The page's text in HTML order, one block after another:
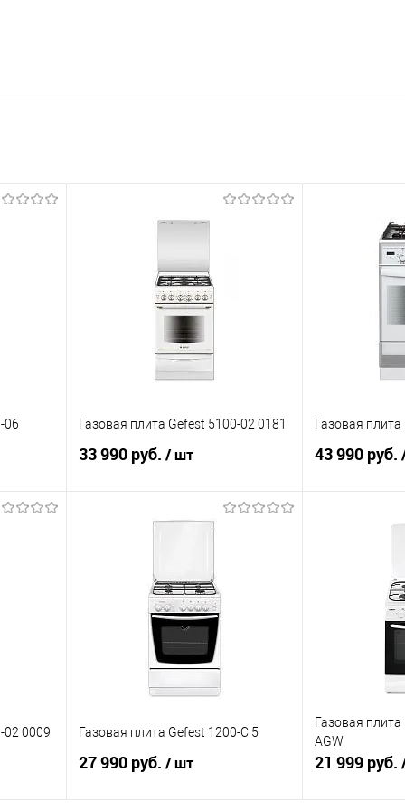
06 Газовая плита Gefest 5100-02 0181
33 990 руб. / шт
В корзину
В избранное
Под заказ
Газовая
43 990 руб.
В избранное
02 0009 Газовая плита Gefest 1200-С 5
27 990 руб. / шт
Газовая плита
AGW
21 999 руб.